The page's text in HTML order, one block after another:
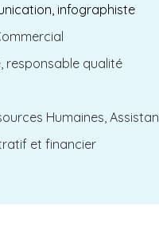
infographiste
responsable qualité
Humaines,
et financier